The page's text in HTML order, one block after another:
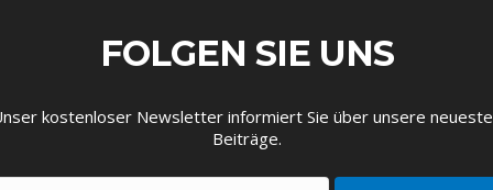
FOLGEN SIE UNS
kostenloser Newsletter informiert Sie über unsere
Beiträge.